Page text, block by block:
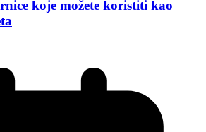
koje možete koristiti kao